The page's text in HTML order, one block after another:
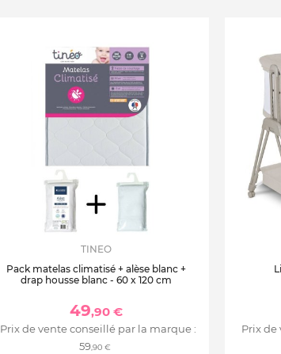
TINEO
Pack matelas climatisé + alèse blanc +
drap housse blanc - 60 x 120 cm
49,90 €
Prix de vente conseillé par la marque :
59,90 €
Prix de